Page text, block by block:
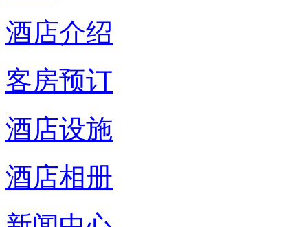
酒店介绍
客房预订
酒店设施
酒店相册